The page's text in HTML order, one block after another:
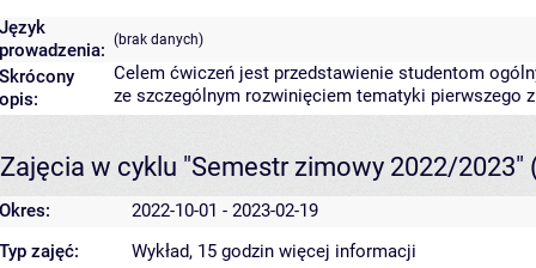
Język
prowadzenia: (brak danych)
Skrócony
opis:
Celem ćwiczeń jest przedstawienie studentom
ze szczególnym rozwinięciem tematyki pierwszego
Zajęcia w cyklu "Semestr zimowy 2022/2023"
Okres:
2022-10-01 - 2023-02-19
Typ zajęć:
Wykład, 15 godzin więcej informacji